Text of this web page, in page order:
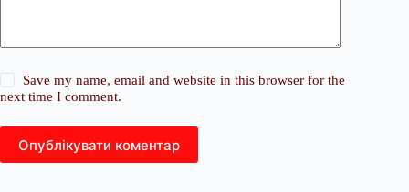
Save my name, email and website in this browser for the
next time I comment.
Опублікувати коментар